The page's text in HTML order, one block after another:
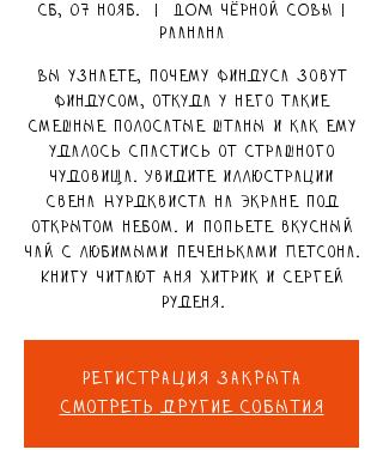
сб, 07 нояб.
ДОМ чёрной СОВЫ |
Раанана
Вы узнаете, почему Финдуса зовут
Финдусом, откуда у него такие
смешные полосатые штаны и как ему
удалось спастись от страшного
чудовища. Увидите иллюстрации
Свена Нурдквиста на экране под
открытом небом. И попьете вкусный
чай с любимыми печеньками Петсона.
Книгу читают Аня Хитрик и Сергей
Руденя.
Регистрация закрыта
Смотреть другие события